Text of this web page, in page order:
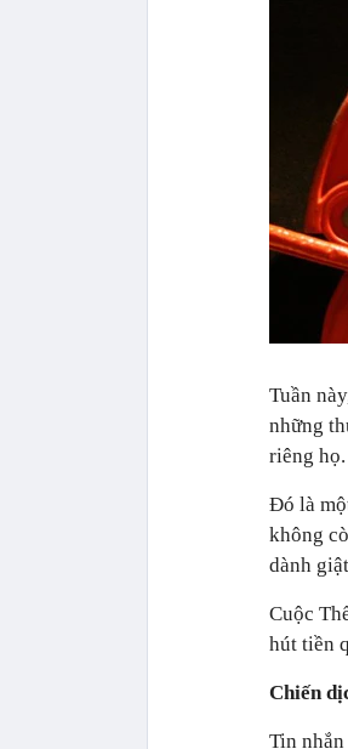
Tuần
những
riêng họ.
Đó là
không
dành
Cuộc
hút tiền
Chiến
Tin